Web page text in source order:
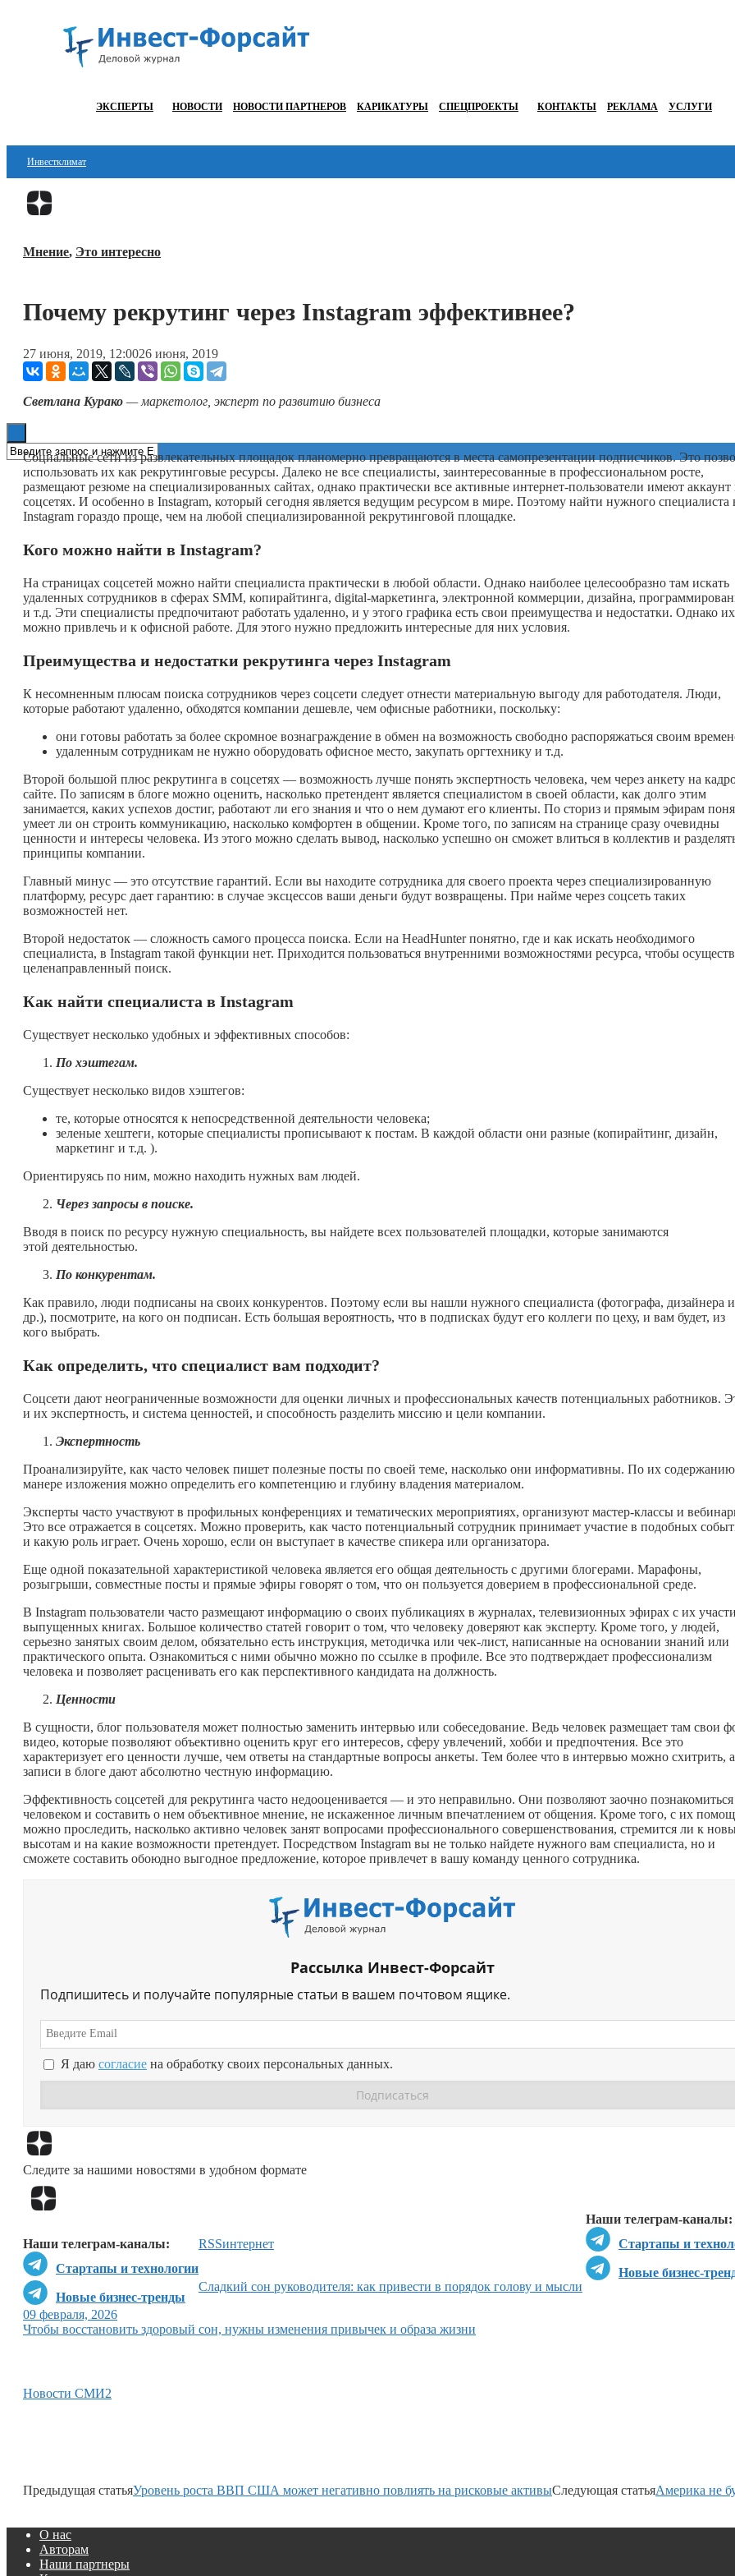
ЭКСПЕРТЫ НОВОСТИ НОВОСТИ ПАРТНЕРОВ КАРИКАТУРЫ СПЕЦПРОЕКТЫ КОНТАКТЫ РЕКЛАМА УСЛУГИ
Инвестклимат
Финансы
Блокчейн
ESG
Мнение, Это интересно
Почему рекрутинг через Instagram эффективнее?
27 июня, 2019, 12:0026 июня, 2019
Светлана Курако — маркетолог, эксперт по развитию бизнеса
Социальные сети из развлекательных площадок планомерно превращаются в места самопрезентации подписчиков. Это
использовать их как рекрутинговые ресурсы. Далеко не все специалисты, заинтересованные в профессиональном росте,
размещают резюме на специализированных сайтах, однако практически все активные интернет-пользователи имеют аккаунт
соцсетях. И особенно в Instagram, который сегодня является ведущим ресурсом в мире. Поэтому найти нужного специалиста
Instagram гораздо проще, чем на любой специализированной рекрутинговой площадке.
Кого можно найти в Instagram?
На страницах соцсетей можно найти специалиста практически в любой области. Однако наиболее целесообразно там искать
удаленных сотрудников в сферах SMM, копирайтинга, digital-маркетинга, электронной коммерции, дизайна,
и т.д. Эти специалисты предпочитают работать удаленно, и у этого графика есть свои преимущества и недостатки. Однако их
можно привлечь и к офисной работе. Для этого нужно предложить интересные для них условия.
Преимущества и недостатки рекрутинга через Instagram
К несомненным плюсам поиска сотрудников через соцсети следует отнести материальную выгоду для работодателя. Люди,
которые работают удаленно, обходятся компании дешевле, чем офисные работники, поскольку:
они готовы работать за более скромное вознаграждение в обмен на возможность свободно распоряжаться своим
удаленным сотрудникам не нужно оборудовать офисное место, закупать оргтехнику и т.д.
Второй большой плюс рекрутинга в соцсетях — возможность лучше понять экспертность человека, чем через анкету на
сайте. По записям в блоге можно оценить, насколько претендент является специалистом в своей области, как долго этим
занимается, каких успехов достиг, работают ли его знания и что о нем думают его клиенты. По сториз и прямым эфирам
умеет ли он строить коммуникацию, насколько комфортен в общении. Кроме того, по записям на странице сразу очевидны
ценности и интересы человека. Из этого можно сделать вывод, насколько успешно он сможет влиться в коллектив и
принципы компании.
Главный минус — это отсутствие гарантий. Если вы находите сотрудника для своего проекта через специализированную
платформу, ресурс дает гарантию: в случае эксцессов ваши деньги будут возвращены. При найме через соцсеть таких
возможностей нет.
Второй недостаток — сложность самого процесса поиска. Если на HeadHunter понятно, где и как искать необходимого
специалиста, в Instagram такой функции нет. Приходится пользоваться внутренними возможностями ресурса, чтобы
целенаправленный поиск.
Как найти специалиста в Instagram
Существует несколько удобных и эффективных способов:
По хэштегам.
Существует несколько видов хэштегов:
те, которые относятся к непосредственной деятельности человека;
зеленые хештеги, которые специалисты прописывают к постам. В каждой области они разные (копирайтинг, дизайн,
маркетинг и т.д. ).
Ориентируясь по ним, можно находить нужных вам людей.
Через запросы в поиске.
Вводя в поиск по ресурсу нужную специальность, вы найдете всех пользователей площадки, которые занимаются
этой деятельностью.
По конкурентам.
Как правило, люди подписаны на своих конкурентов. Поэтому если вы нашли нужного специалиста (фотографа, дизайнера и
др.), посмотрите, на кого он подписан. Есть большая вероятность, что в подписках будут его коллеги по цеху, и вам будет, из
кого выбрать.
Как определить, что специалист вам подходит?
Соцсети дают неограниченные возможности для оценки личных и профессиональных качеств потенциальных работников.
и их экспертность, и система ценностей, и способность разделить миссию и цели компании.
Экспертность
Проанализируйте, как часто человек пишет полезные посты по своей теме, насколько они информативны. По их
манере изложения можно определить его компетенцию и глубину владения материалом.
Эксперты часто участвуют в профильных конференциях и тематических мероприятиях, организуют мастер-классы и
Это все отражается в соцсетях. Можно проверить, как часто потенциальный сотрудник принимает участие в подобных
и какую роль играет. Очень хорошо, если он выступает в качестве спикера или организатора.
Еще одной показательной характеристикой человека является его общая деятельность с другими блогерами. Марафоны,
розыгрыши, совместные посты и прямые эфиры говорят о том, что он пользуется доверием в профессиональной среде.
В Instagram пользователи часто размещают информацию о своих публикациях в журналах, телевизионных эфирах с их
выпущенных книгах. Большое количество статей говорит о том, что человеку доверяют как эксперту. Кроме того, у людей,
серьезно занятых своим делом, обязательно есть инструкция, методичка или чек-лист, написанные на основании знаний или
практического опыта. Ознакомиться с ними обычно можно по ссылке в профиле. Все это подтверждает профессионализм
человека и позволяет расценивать его как перспективного кандидата на должность.
Ценности
В сущности, блог пользователя может полностью заменить интервью или собеседование. Ведь человек размещает там свои
видео, которые позволяют объективно оценить круг его интересов, сферу увлечений, хобби и предпочтения. Все это
характеризует его ценности лучше, чем ответы на стандартные вопросы анкеты. Тем более что в интервью можно схитрить, а
записи в блоге дают абсолютно честную информацию.
Эффективность соцсетей для рекрутинга часто недооценивается — и это неправильно. Они позволяют заочно познакомиться
человеком и составить о нем объективное мнение, не искаженное личным впечатлением от общения. Кроме того, с их
можно проследить, насколько активно человек занят вопросами профессионального совершенствования, стремится ли к
высотам и на какие возможности претендует. Посредством Instagram вы не только найдете нужного вам специалиста, но и
сможете составить обоюдно выгодное предложение, которое привлечет в вашу команду ценного сотрудника.
Рассылка Инвест-Форсайт
Подпишитесь и получайте популярные статьи в вашем почтовом ящике.
Я даю согласие на обработку своих персональных данных.
Следите за нашими новостями в удобном формате
Наши телеграм-каналы:
Стартапы и
Новые бизнес-
Наши телеграм-каналы:
Стартапы и технологии
Новые бизнес-тренды
RSSинтернет
Сладкий сон руководителя: как привести в порядок голову и мысли
09 февраля, 2026
Чтобы восстановить здоровый сон, нужны изменения привычек и образа жизни
Новости СМИ2
Предыдущая статьяУровень роста ВВП США может негативно повлиять на рисковые активыСледующая статьяАмерика не
О нас
Авторам
Наши партнеры